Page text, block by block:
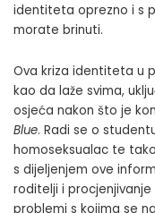
identiteta oprezno i s
morate brinuti.
Ova kriza identiteta u
kao da laže svima,
osjeća nakon što je
Blue. Radi se o
homoseksualac te
s dijeljenjem ove
roditelji i
problemi s kojima se